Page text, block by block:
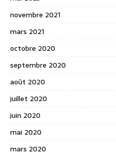
novembre 2021
mars 2021
octobre 2020
septembre 2020
août 2020
juillet 2020
juin 2020
mai 2020
mars 2020